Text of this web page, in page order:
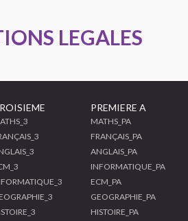
LEGALES
PREMIERE A
MATHS_PA
FRANÇAIS_PA
ANGLAIS_PA
INFORMATIQUE_PA
ECM_PA
GEOGRAPHIE_PA
HISTOIRE_PA